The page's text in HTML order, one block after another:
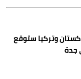
وتركيا ستوقع
جدة